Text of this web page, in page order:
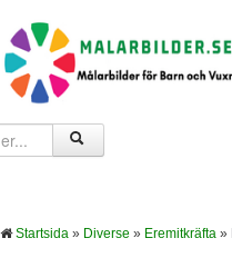
Startsida » Diverse » Eremitkräfta »